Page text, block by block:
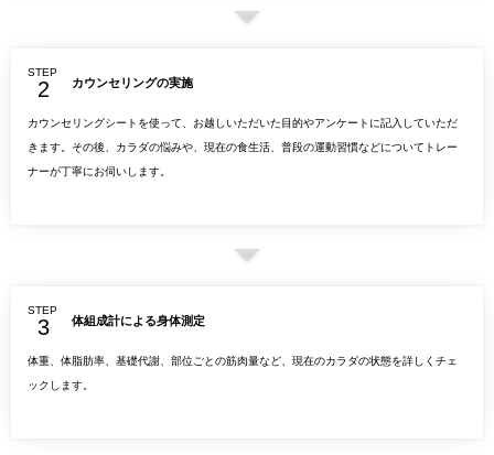
STEP
カウンセリングの実施
カウンセリングシートを使って、お越しいただいた目的やアンケートに記入していただ
きます。その後、カラダの悩みや、現在の食生活、普段の運動習慣などについてトレー
ナーが丁寧にお伺いします。
STEP
体組成計による身体測定
体重、体脂肪率、基礎代謝、部位ごとの筋肉量など、現在のカラダの状態を詳しくチェ
ックします。